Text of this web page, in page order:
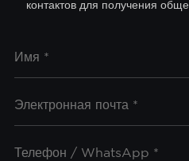
контактов для получения